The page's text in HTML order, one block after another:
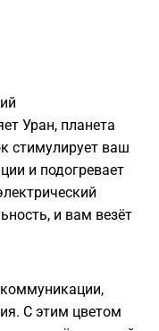
Уран, планета
стимулирует ваш
и подогревает
и вам везёт
С этим цветом